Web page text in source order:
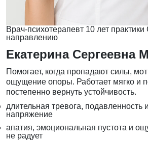
Врач-психотерапевт 10 лет практики
направлению
Екатерина Сергеевна
Помогает, когда пропадают силы,
ощущение опоры. Работает мягко и
постепенно вернуть устойчивость.
длительная тревога, подавленность
напряжение
апатия, эмоциональная пустота и
не радует